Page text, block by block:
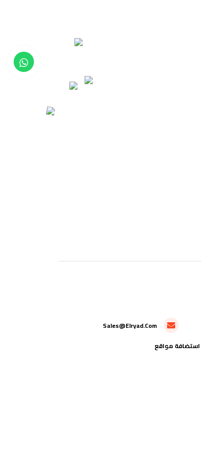
Sales@elryad.com
استضافة مواقع